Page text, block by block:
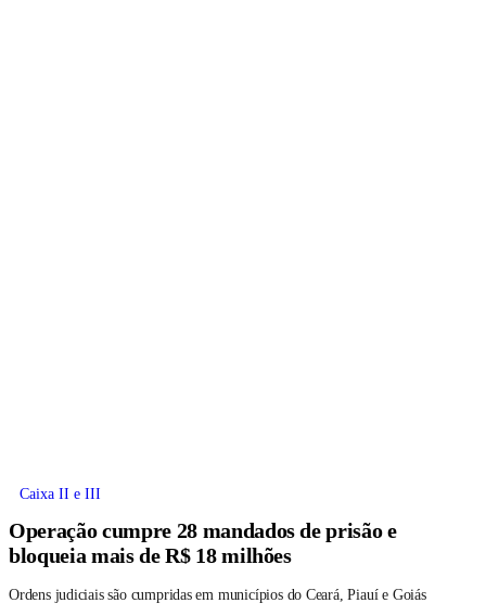
Caixa II e III
Operação cumpre 28 mandados de prisão e
bloqueia mais de R$ 18 milhões
Ordens judiciais são cumpridas em municípios do Ceará, Piauí e Goiás